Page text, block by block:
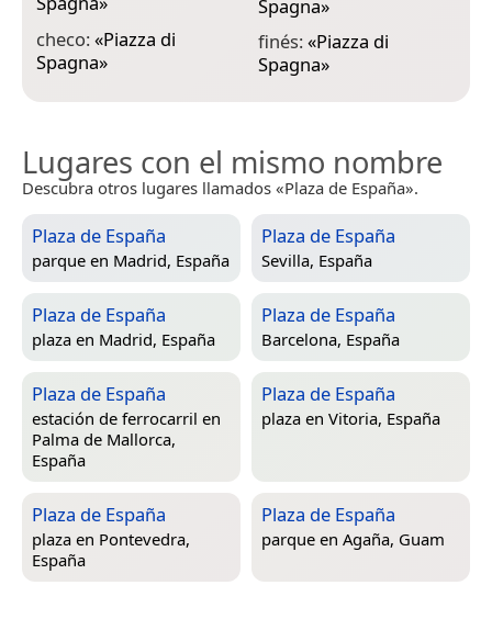
checo:«Piazza di
Spagna»
Spagna»
finés:«Piazza di
Spagna»
Lugares con el mismo nombre
Descubra otros lugares llamados «Plaza de España».
Plaza de España
parque en Madrid, España
Plaza de España
Sevilla, España
Plaza de España
plaza en Madrid, España
Plaza de España
Barcelona, España
Plaza de España
estación de ferrocarril en
Palma de Mallorca,
España
Plaza de España
plaza en Vitoria, España
Plaza de España
plaza en Pontevedra,
España
Plaza de España
parque en Agaña, Guam